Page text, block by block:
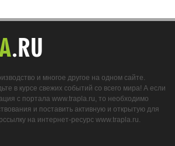
.RU
и многое другое на одном сайте.
в курсе свежих событий со всего мира! А если
с портала www.trapla.ru, то необходимо
и поставить активную и открытую для
на интернет-ресурс www.trapla.ru.